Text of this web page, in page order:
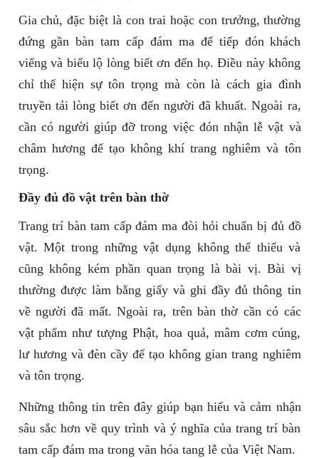
Gia chủ, đặc biệt là con trai hoặc con trưởng, thường
đứng gần bàn tam cấp đám ma để tiếp đón khách
viếng và biểu lộ lòng biết ơn đến họ. Điều này không
chỉ thể hiện sự tôn trọng mà còn là cách gia đình
truyền tải lòng biết ơn đến người đã khuất. Ngoài ra,
cần có người giúp đỡ trong việc đón nhận lễ vật và
châm hương để tạo không khí trang nghiêm và tôn
trọng.
Đầy đủ đồ vật trên bàn thờ
Trang trí bàn tam cấp đám ma đòi hỏi chuẩn bị đủ đồ
vật. Một trong những vật dụng không thể thiếu và
cũng không kém phần quan trọng là bài vị. Bài vị
thường được làm bằng giấy và ghi đầy đủ thông tin
về người đã mất. Ngoài ra, trên bàn thờ cần có các
vật phẩm như tượng Phật, hoa quả, mâm cơm cúng,
lư hương và đèn cầy để tạo không gian trang nghiêm
và tôn trọng.
Những thông tin trên đây giúp bạn hiểu và cảm nhận
sâu sắc hơn về quy trình và ý nghĩa của trang trí bàn
tam cấp đám ma trong văn hóa tang lễ của Việt Nam.